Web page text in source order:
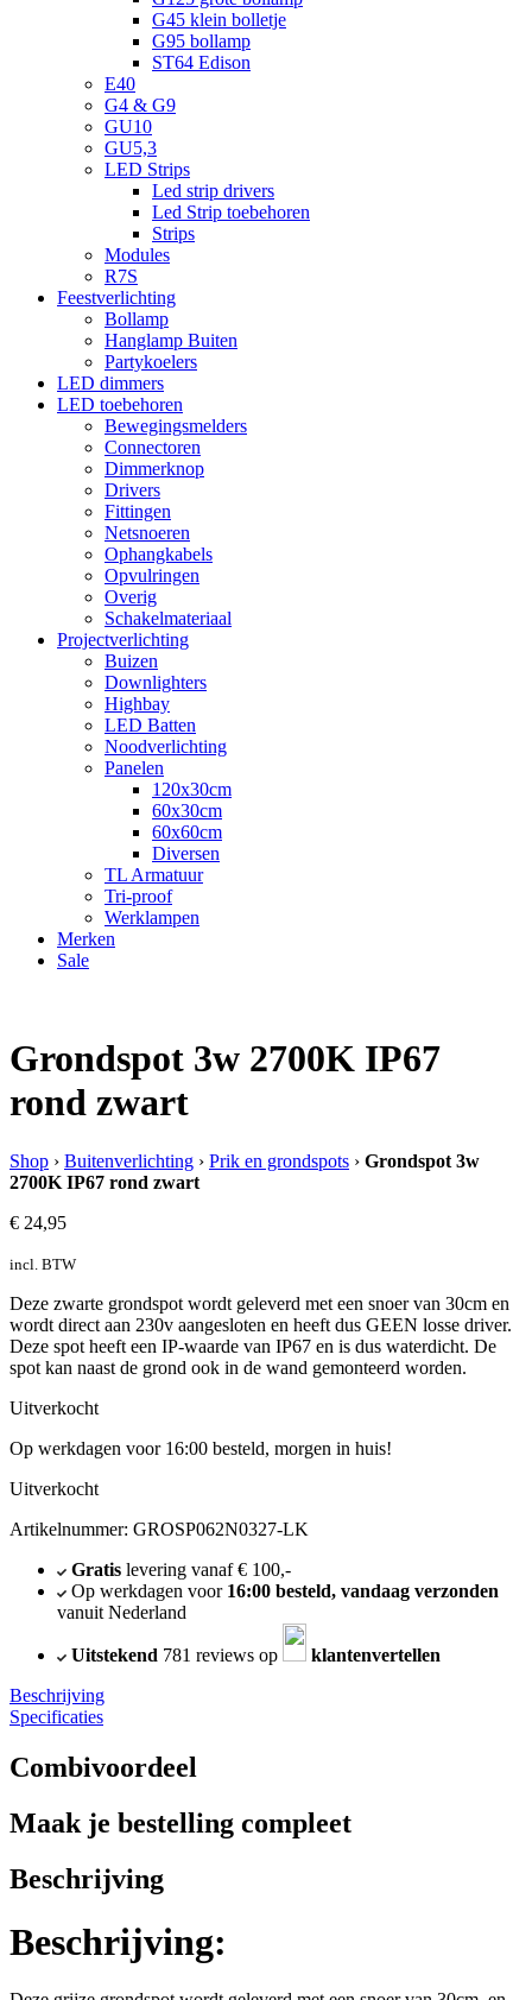
G45 klein bolletje
G95 bollamp
ST64 Edison
E40
G4 & G9
GU10
GU5,3
LED Strips
Led strip drivers
Led Strip toebehoren
Strips
Modules
R7S
Feestverlichting
Bollamp
Hanglamp Buiten
Partykoelers
LED dimmers
LED toebehoren
Bewegingsmelders
Connectoren
Dimmerknop
Drivers
Fittingen
Netsnoeren
Ophangkabels
Opvulringen
Overig
Schakelmateriaal
Projectverlichting
Buizen
Downlighters
Highbay
LED Batten
Noodverlichting
Panelen
120x30cm
60x30cm
60x60cm
Diversen
TL Armatuur
Tri-proof
Werklampen
Merken
Sale
Grondspot 3w 2700K IP67
rond zwart
Shop › Buitenverlichting › Prik en grondspots › Grondspot 3w
2700K IP67 rond zwart
€ 24,95
incl. BTW
Deze zwarte grondspot wordt geleverd met een snoer van 30cm en
wordt direct aan 230v aangesloten en heeft dus GEEN losse driver.
Deze spot heeft een IP-waarde van IP67 en is dus waterdicht. De
spot kan naast de grond ook in de wand gemonteerd worden.
Uitverkocht
Op werkdagen voor 16:00 besteld, morgen in huis!
Uitverkocht
Artikelnummer: GROSP062N0327-LK
Gratislevering vanaf € 100,-
Op werkdagen voor 16:00 besteld, vandaag verzonden
vanuit Nederland
Uitstekend 781 reviews op
klantenvertellen
Beschrijving
Specificaties
Combivoordeel
Maak je bestelling compleet
Beschrijving
Beschrijving: